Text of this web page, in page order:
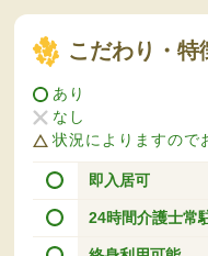
こだわり・特
あり
なし
状況によりますので
即入居可
24時間介護士常